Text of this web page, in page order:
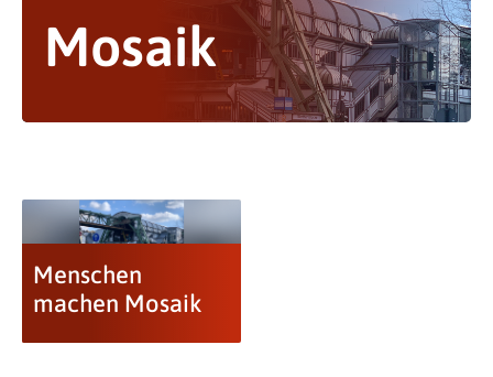
Mosaik
Menschen
machen Mosaik